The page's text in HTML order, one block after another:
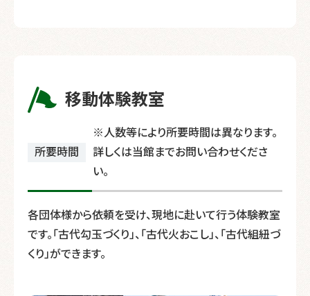
移動体験教室
所要時間
※人数等により所要時間は異なります。
詳しくは当館までお問い合わせくださ
い。
各団体様から依頼を受け、現地に赴いて行う体験教室
です。「古代勾玉づくり」、「古代火おこし」、「古代組紐づ
くり」ができます。